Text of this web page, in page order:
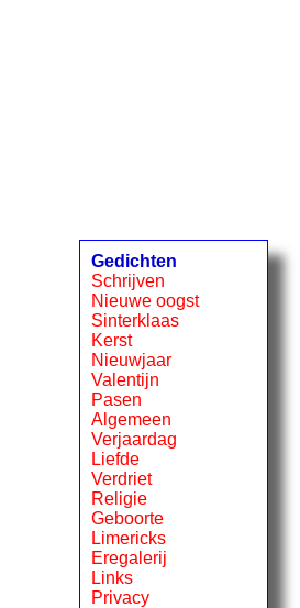
Gedichten
Schrijven
Nieuwe oogst
Sinterklaas
Kerst
Nieuwjaar
Valentijn
Pasen
Algemeen
Verjaardag
Liefde
Verdriet
Religie
Geboorte
Limericks
Eregalerij
Links
Privacy